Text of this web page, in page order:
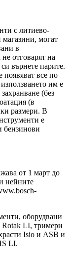
с литиево-
магазини, могат
в
отговарят на
върнете парите.
появяват все по
им е
(без
(в
размери. В
е
бензинови
от 1 март до
нейните
оборудвани
Rotak LI, тримери
Isio и ASB и
LI.